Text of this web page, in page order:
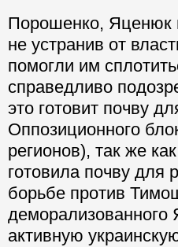
Порошенко, Яценюк
не устранив от
помогли им
справедливо
это готовит почву
Оппозиционного
регионов), так же
готовила почву для
борьбе против
деморализованного
активную